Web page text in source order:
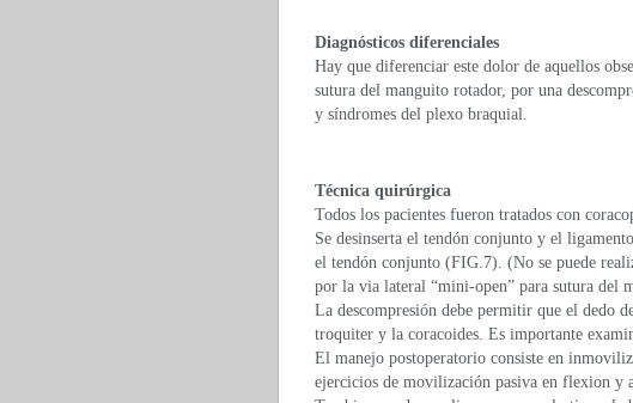
Diagnósticos diferenciales
Hay que diferenciar este dolor de aquellos
sutura del manguito rotador, por una
y síndromes del plexo braquial.
Técnica quirúrgica
Todos los pacientes fueron tratados con
Se desinserta el tendón conjunto y el
el tendón conjunto (FIG.7). (No se puede
por la via lateral “mini-open” para sutura del
La descompresión debe permitir que el dedo
troquiter y la coracoides. Es importante
El manejo postoperatorio consiste en
ejercicios de movilización pasiva en flexion y